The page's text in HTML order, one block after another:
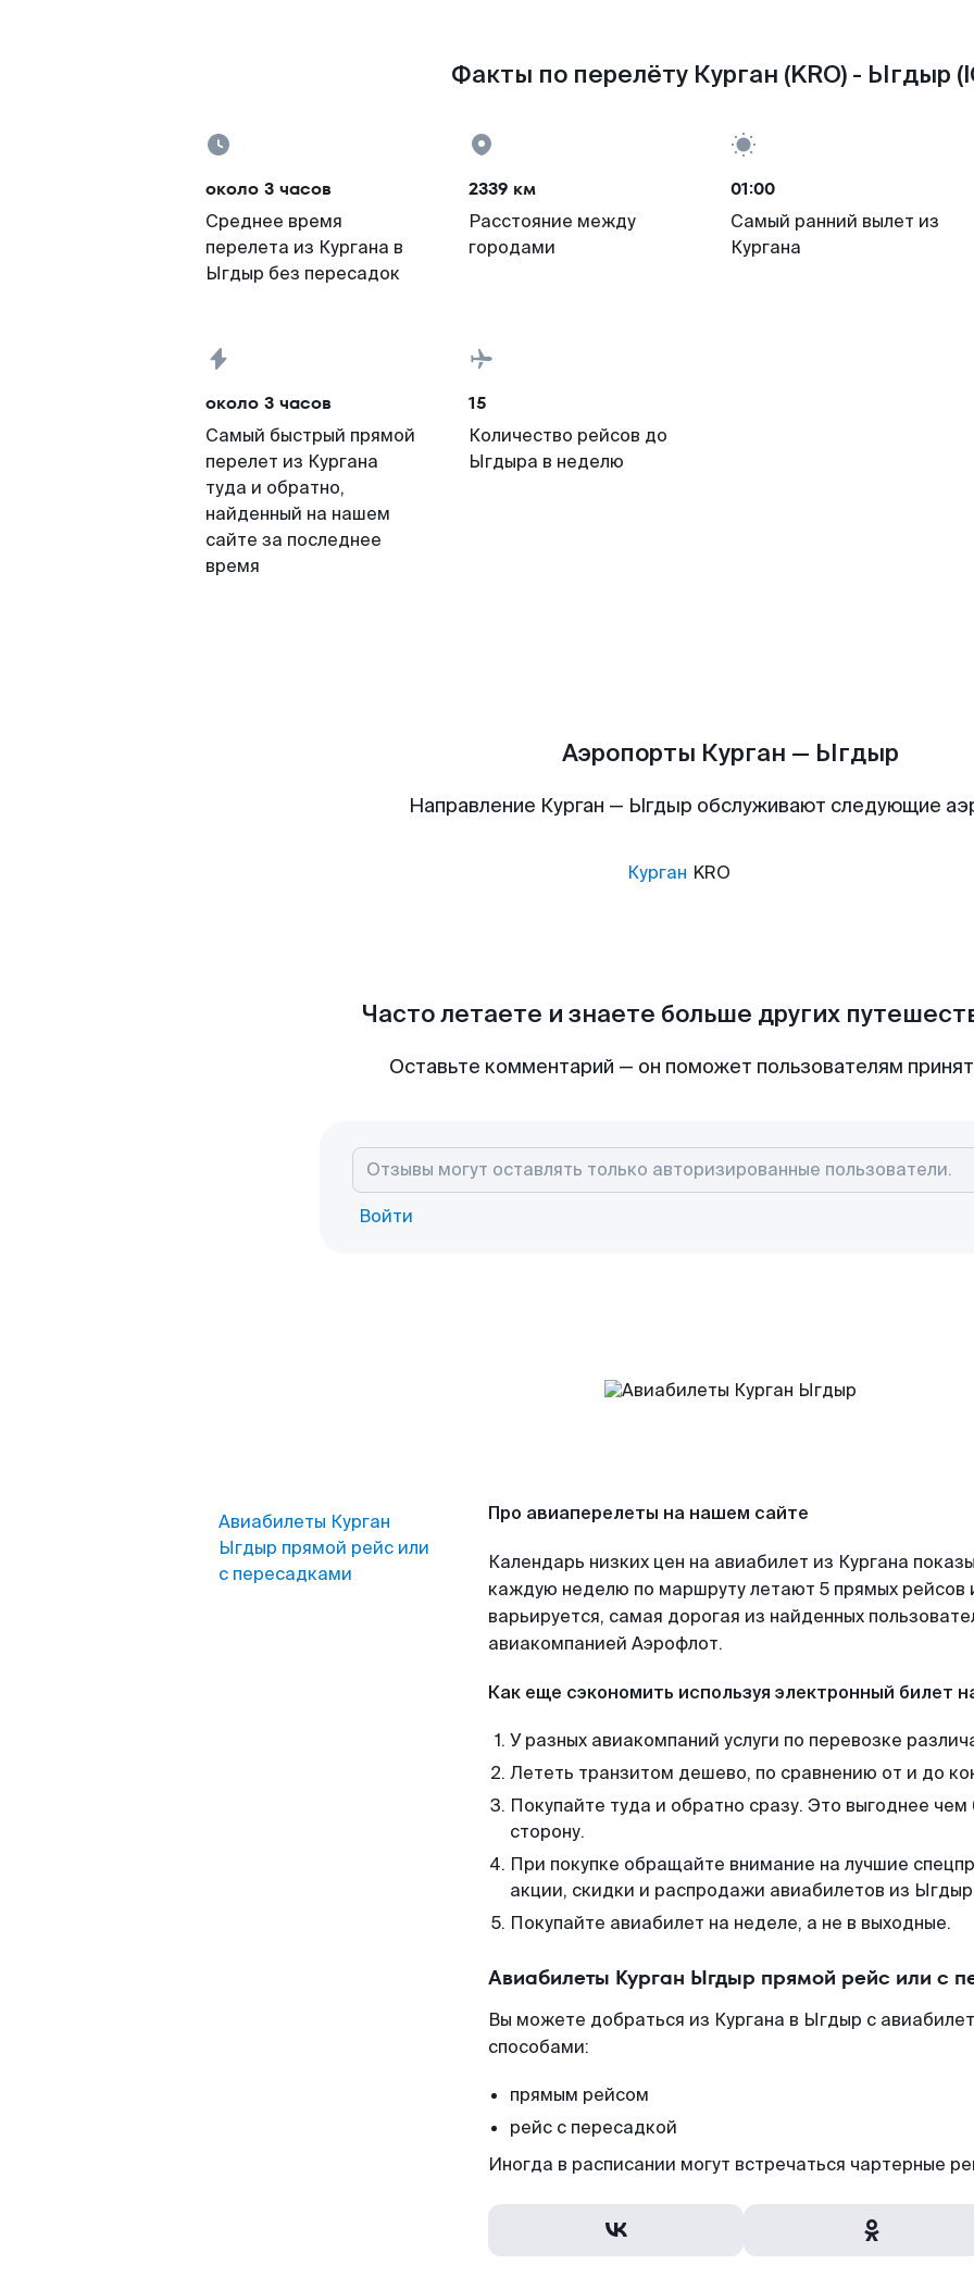
Факты по перелёту Курган (KRO) - Ыгдыр
около 3 часов
Среднее время
перелета из Кургана в
Ыгдыр без пересадок
2339 км
Расстояние между
городами
01:00
Самый ранний вылет из
Кургана
около 3 часов
Самый быстрый прямой
перелет из Кургана
туда и обратно,
найденный на нашем
сайте за последнее
время
15
Количество рейсов до
Ыгдыра в неделю
Аэропорты Курган — Ыгдыр
Направление Курган — Ыгдыр обслуживают следующие
Курган KRO
Часто летаете и знаете больше других
Оставьте комментарий — он поможет пользователям
Войти
Авиабилеты Курган
Ыгдыр прямой рейс или
с пересадками
Про авиаперелеты на нашем сайте
Календарь низких цен на авиабилет из Кургана
каждую неделю по маршруту летают 5 прямых рейсов
варьируется, самая дорогая из найденных
авиакомпанией Аэрофлот.
Как еще сэкономить используя электронный билет
У разных авиакомпаний услуги по перевозке
Лететь транзитом дешево, по сравнению от и до
Покупайте туда и обратно сразу. Это выгоднее
сторону.
При покупке обращайте внимание на лучшие
акции, скидки и распродажи авиабилетов из
Покупайте авиабилет на неделе, а не в выходные.
Авиабилеты Курган Ыгдыр прямой рейс или с
Вы можете добраться из Кургана в Ыгдыр с
способами:
прямым рейсом
рейс с пересадкой
Иногда в расписании могут встречаться чартерные